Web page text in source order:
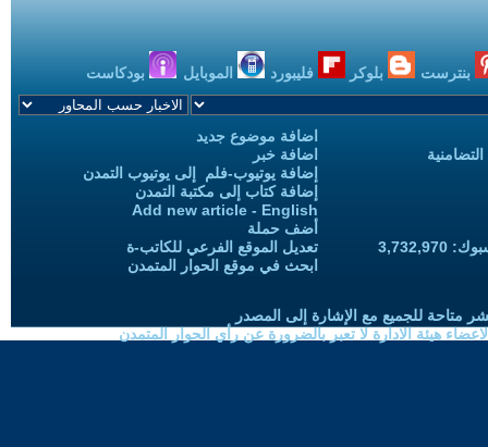
بنترست بلوكر فليبورد الموبايل بودكاست
اضافة موضوع جديد
اضافة خبر
إضافة يوتيوب-فلم إلى يوتيوب التمدن
إضافة كتاب إلى مكتبة التمدن
Add new article - English
أضف حملة
تعديل الموقع الفرعي للكاتب-ة
ابحث في موقع الحوار المتمدن
متاحة للجميع مع الإشارة إلى المصدر
هيئة الادارة لا تعبر بالضرورة عن رأي الحوار المتمدن